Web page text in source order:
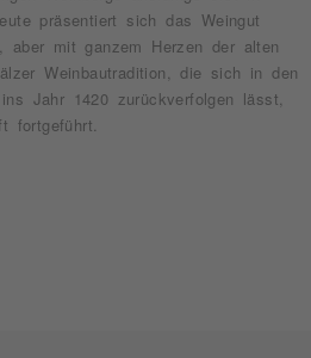
präsentiert sich das Weingut
aber mit ganzem Herzen der alten
Weinbautradition, die sich in den
Jahr 1420 zurückverfolgen lässt,
fortgeführt.